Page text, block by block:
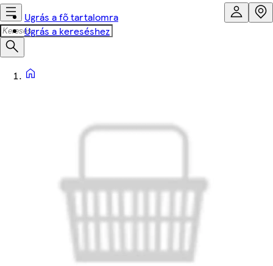
Ugrás a fő tartalomra
Ugrás a kereséshez